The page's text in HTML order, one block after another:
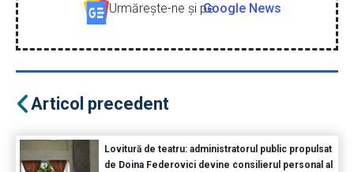
Urmăreşte-ne şi peGoogle News
Articol precedent
Lovitură de teatru: administratorul public propulsat
de Doina Federovici devine consilierul personal al